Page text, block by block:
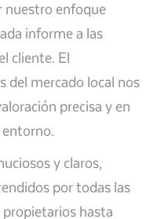
nuestro enfoque
informe a las
cliente. El
del mercado local nos
precisa y en
y claros,
por todas las
hasta